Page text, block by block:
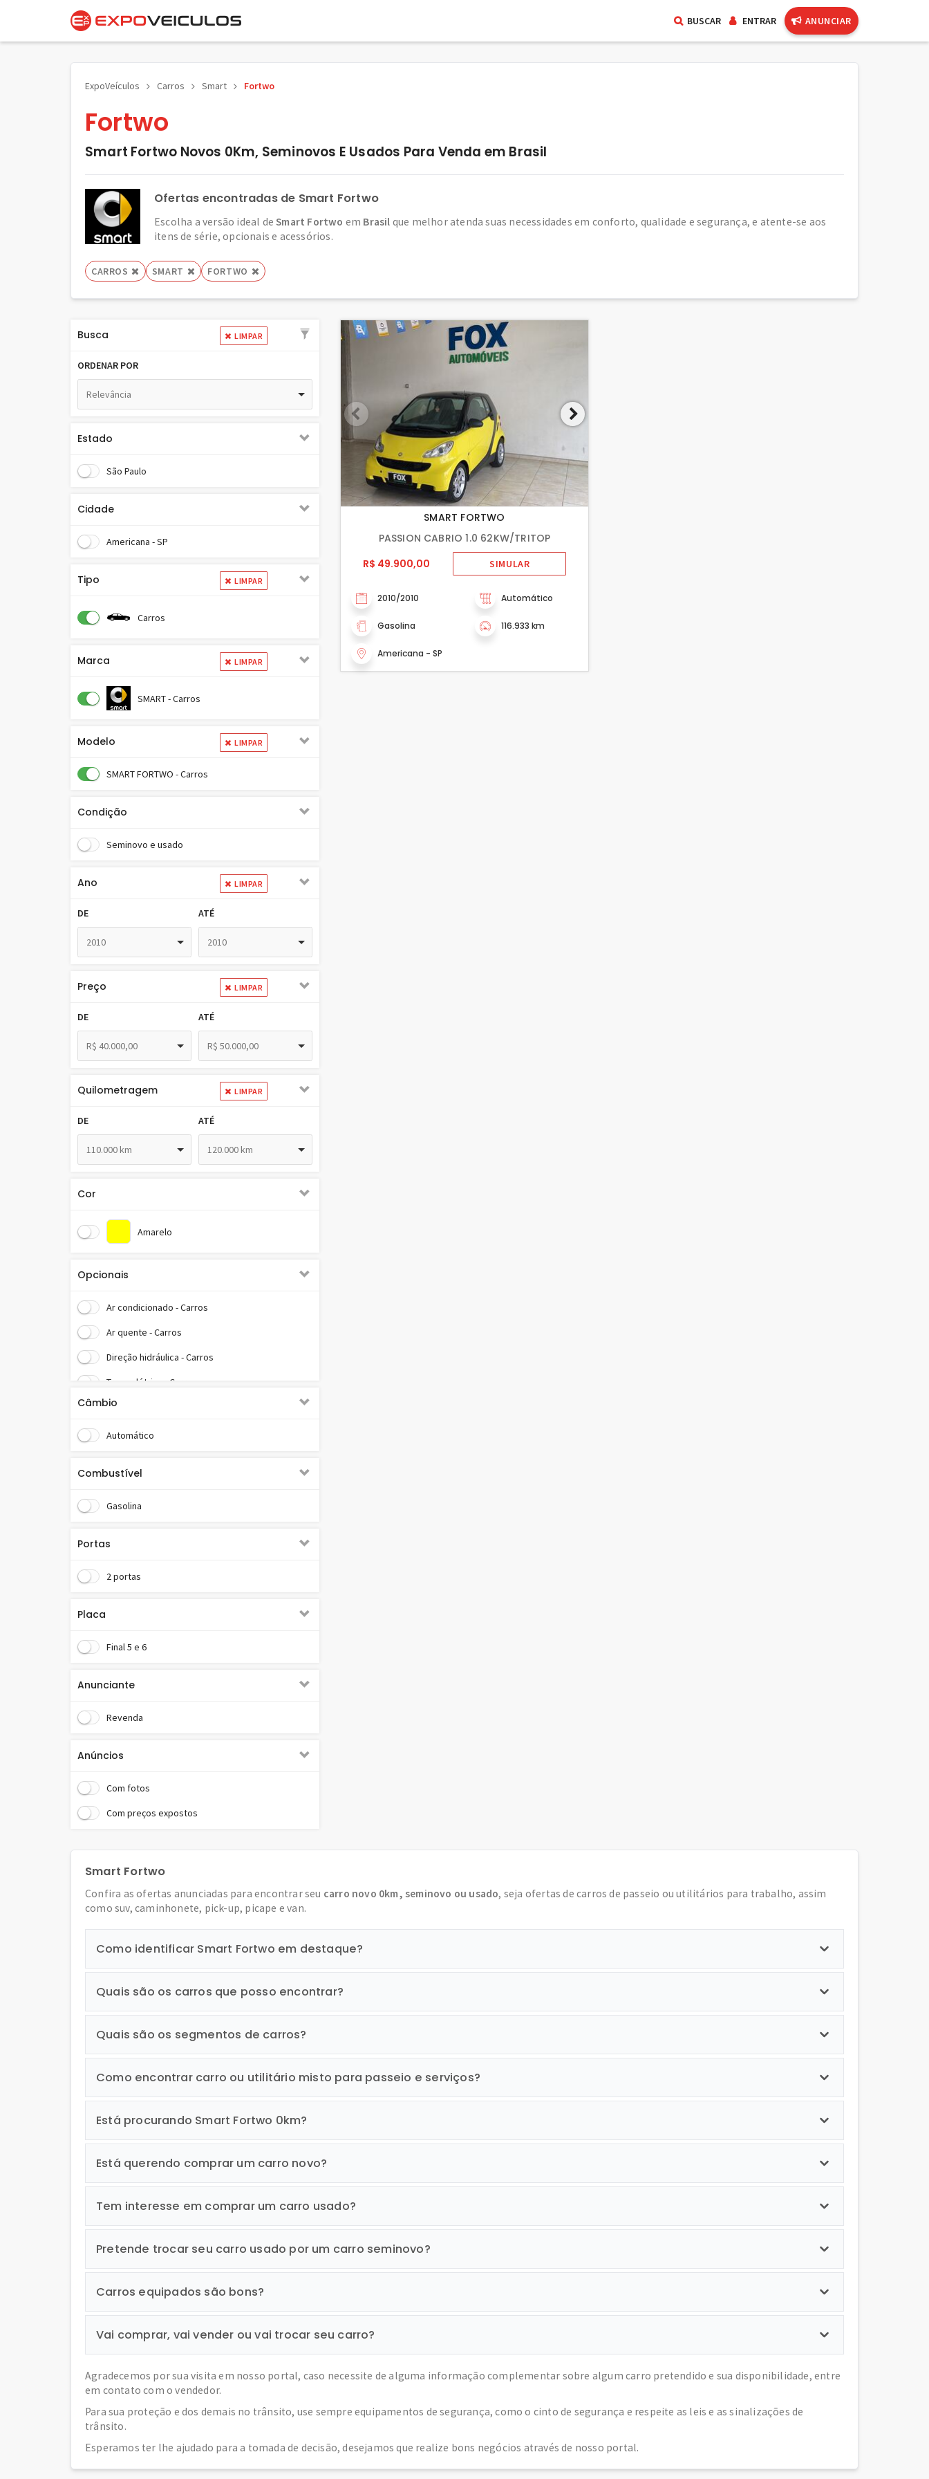
BUSCAR ENTRAR ANUNCIAR
ExpoVeículos Carros Smart Fortwo
Fortwo
Smart Fortwo Novos 0Km, Seminovos E Usados Para Venda em Brasil
Ofertas encontradas de Smart Fortwo
Escolha a versão ideal deSmart Fortwo em Brasil que melhor atenda suas necessidades em conforto, qualidade e segurança, e atente-se aos
itens de série, opcionais e acessórios.
CARROS SMART FORTWO
Busca LIMPAR
ORDENAR POR
Relevância
Estado
São Paulo
Cidade
Americana - SP
Tipo LIMPAR
Carros
Marca LIMPAR
SMART - Carros
Modelo LIMPAR
SMART FORTWO - Carros
Condição
Seminovo e usado
Ano LIMPAR
DE
2010
ATÉ
2010
Preço LIMPAR
DE
R$ 40.000,00
ATÉ
R$ 50.000,00
Quilometragem LIMPAR
DE
110.000 km
ATÉ
120.000 km
Cor
Amarelo
Opcionais
Ar condicionado - Carros
Ar quente - Carros
Direção hidráulica - Carros
Trava elétrica - Carros
Vidros elétricos - Carros
Câmbio
Automático
Combustível
Gasolina
Portas
2 portas
Placa
Final 5 e 6
Anunciante
Revenda
Anúncios
Com fotos
Com preços expostos
SMART FORTWO
PASSION CABRIO 1.0 62KW/TRITOP
R$ 49.900,00
SIMULAR
2010/2010 Automático
Gasolina 116.933 km
Americana - SP
Smart Fortwo
Confira as ofertas anunciadas para encontrar seu carro novo 0km, seminovo ou usado, seja ofertas de carros de passeio ou utilitários para trabalho, assim
como suv, caminhonete, pick-up, picape e van.
Como identificar Smart Fortwo em destaque?
Quais são os carros que posso encontrar?
Quais são os segmentos de carros?
Como encontrar carro ou utilitário misto para passeio e serviços?
Está procurando Smart Fortwo 0km?
Está querendo comprar um carro novo?
Tem interesse em comprar um carro usado?
Pretende trocar seu carro usado por um carro seminovo?
Carros equipados são bons?
Vai comprar, vai vender ou vai trocar seu carro?
Agradecemos por sua visita em nosso portal, caso necessite de alguma informação complementar sobre algum carro pretendido e sua disponibilidade, entre
em contato com o vendedor.
Para sua proteção e dos demais no trânsito, use sempre equipamentos de segurança, como o cinto de segurança e respeite as leis e as sinalizações de
trânsito.
Esperamos ter lhe ajudado para a tomada de decisão, desejamos que realize bons negócios através de nosso portal.